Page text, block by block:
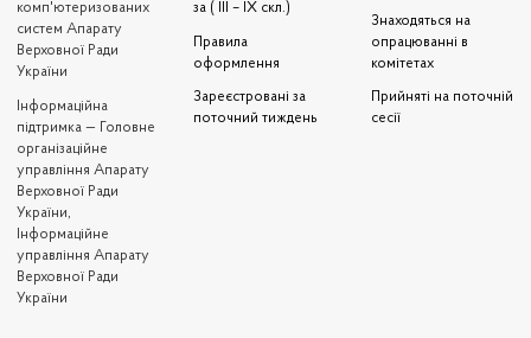
комп'ютеризованих
систем Апарату
Верховної Ради
України
Iнформаційна
підтримка — Головне
організаційне
управління Апарату
Верховної Ради
України,
Інформаційне
управління Апарату
Верховної Ради
України
за ( III – IX скл.)
Правила
оформлення
Зареєстровані за
поточний тиждень
Знаходяться на
опрацюванні в
комітетах
Прийняті на поточній
сесії